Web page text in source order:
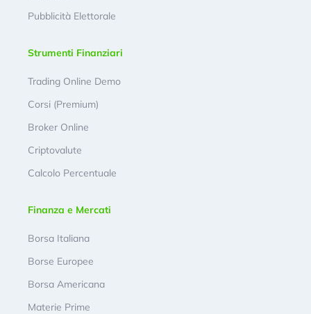
Pubblicità Elettorale
Strumenti Finanziari
Trading Online Demo
Corsi (Premium)
Broker Online
Criptovalute
Calcolo Percentuale
Finanza e Mercati
Borsa Italiana
Borse Europee
Borsa Americana
Materie Prime